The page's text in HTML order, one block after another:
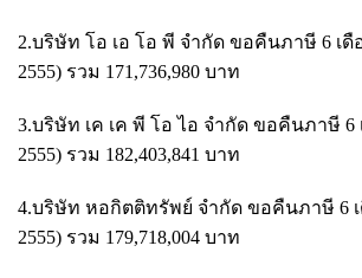
2.บริษัท โอ เอ โอ พี จำกัด ขอคืนภาษี 6 เดื
2555) รวม 171,736,980 บาท
3.บริษัท เค เค พี โอ ไอ จำกัด ขอคืนภาษี 6
2555) รวม 182,403,841 บาท
4.บริษัท หอกิตติทรัพย์ จำกัด ขอคืนภาษี 6
2555) รวม 179,718,004 บาท